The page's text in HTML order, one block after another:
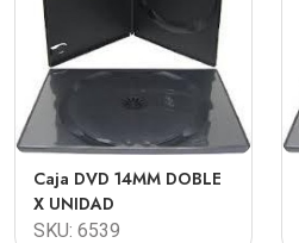
Caja DVD 14MM DOBLE
X UNIDAD
SKU: 6539